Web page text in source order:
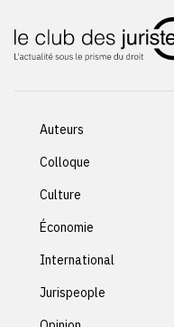
Auteurs
Colloque
Culture
Économie
International
Jurispeople